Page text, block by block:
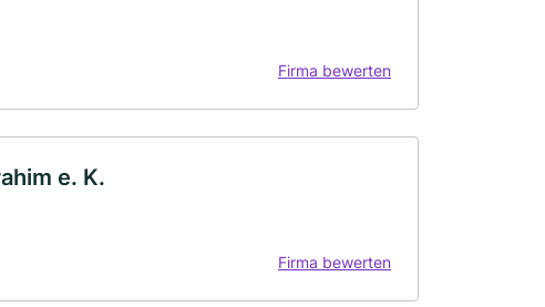
Firma bewerten
e. K.
Firma bewerten